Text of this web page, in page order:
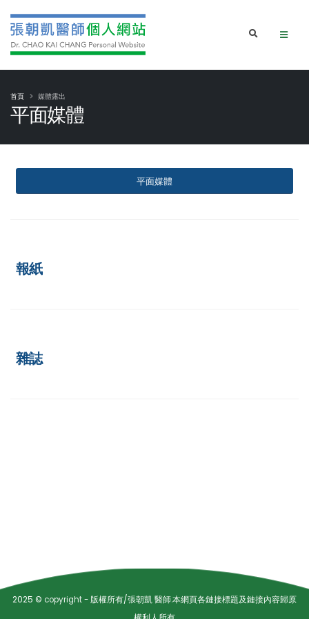
平面媒體
首頁 媒體露出
平面媒體
報紙
雜誌
2025 © copyright- 版權所有/張朝凱 醫師.本網頁各鏈接標題及鏈接內容歸原